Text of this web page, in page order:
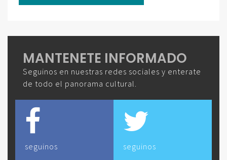
MANTENETE INFORMADO
Seguinos en nuestras redes sociales y enterate
de todo el panorama cultural.
seguinos seguinos